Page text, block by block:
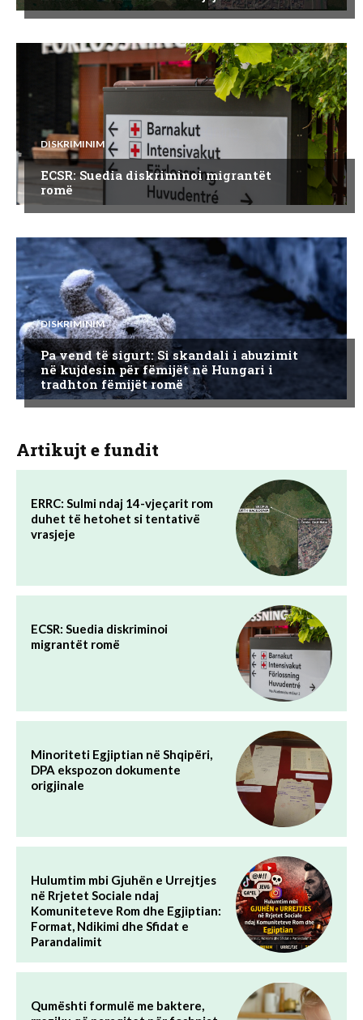
DISKRIMINIM
ECSR: Suedia diskriminoi migrantët
romë
DISKRIMINIM
Pa vend të sigurt: Si skandali i abuzimit
në kujdesin për fëmijët në Hungari i
tradhton fëmijët romë
Artikujt e fundit
ERRC: Sulmi ndaj 14-vjeçarit rom
duhet të hetohet si tentativë
vrasjeje
ECSR: Suedia diskriminoi
migrantët romë
Minoriteti Egjiptian në Shqipëri,
DPA ekspozon dokumente
origjinale
Hulumtim mbi Gjuhën e Urrejtjes
në Rrjetet Sociale ndaj
Komuniteteve Rom dhe Egjiptian:
Format, Ndikimi dhe Sfidat e
Parandalimit
Qumështi formulë me baktere,